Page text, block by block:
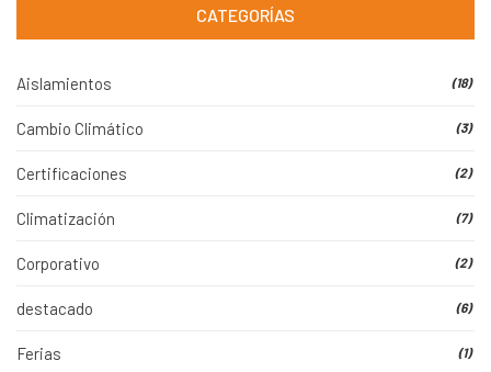
CATEGORÍAS
Aislamientos (18)
Cambio Climático (3)
Certificaciones (2)
Climatización (7)
Corporativo (2)
destacado (6)
Ferias (1)